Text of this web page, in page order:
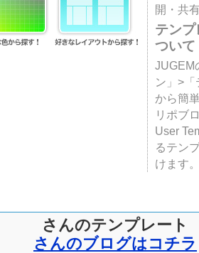
開・共
テン
ついて
JUGEM
ン」>
から簡
リポブ
User
るテン
けます
さんのテンプレート
さんのブログはコチラ